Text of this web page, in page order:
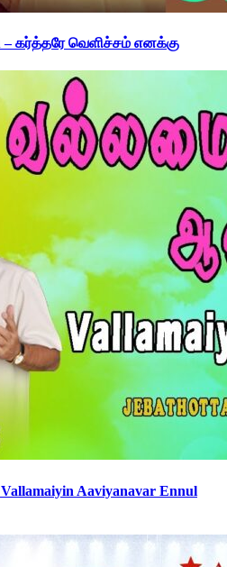
– கர்த்தரே வெளிச்சம் எனக்கு
Aaviyanavar Ennul